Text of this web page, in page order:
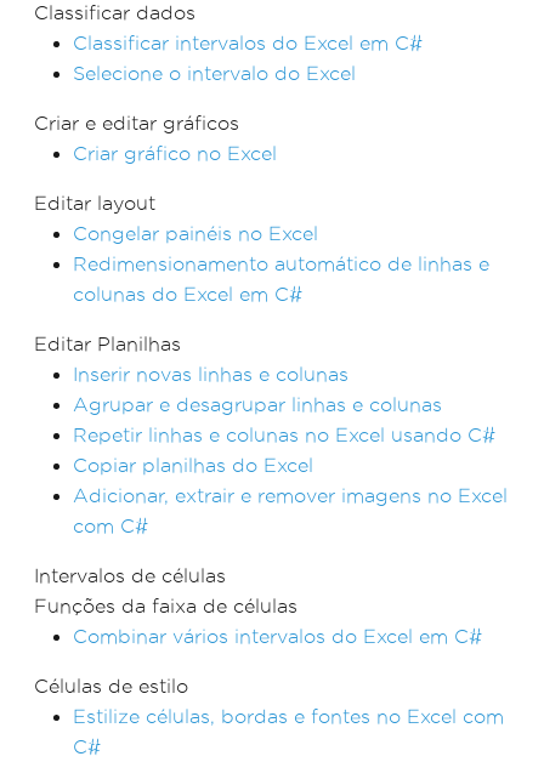
Classificar dados
Classificar intervalos do Excel em C#
Selecione o intervalo do Excel
Criar e editar gráficos
Criar gráfico no Excel
Editar layout
Congelar painéis no Excel
Redimensionamento automático de linhas e
colunas do Excel em C#
Editar Planilhas
Inserir novas linhas e colunas
Agrupar e desagrupar linhas e colunas
Repetir linhas e colunas no Excel usando C#
Copiar planilhas do Excel
Adicionar, extrair e remover imagens no Excel
com C#
Intervalos de células
Funções da faixa de células
Combinar vários intervalos do Excel em C#
Células de estilo
Estilize células, bordas e fontes no Excel com
C#